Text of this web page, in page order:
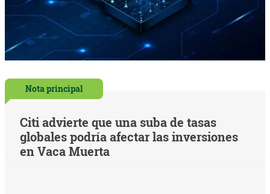
Nota principal
Citi advierte que una suba de tasas
globales podría afectar las inversiones
en Vaca Muerta